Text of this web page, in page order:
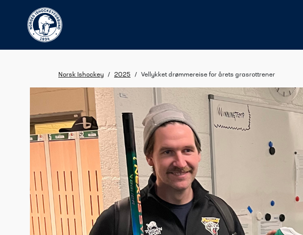
Norsk Ishockey / 2025 / Vellykket drømmereise for årets grasrottrener